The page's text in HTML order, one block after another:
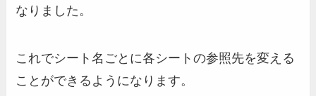
なりました。
これでシート名ごとに各シートの参照先を変える
ことができるようになります。